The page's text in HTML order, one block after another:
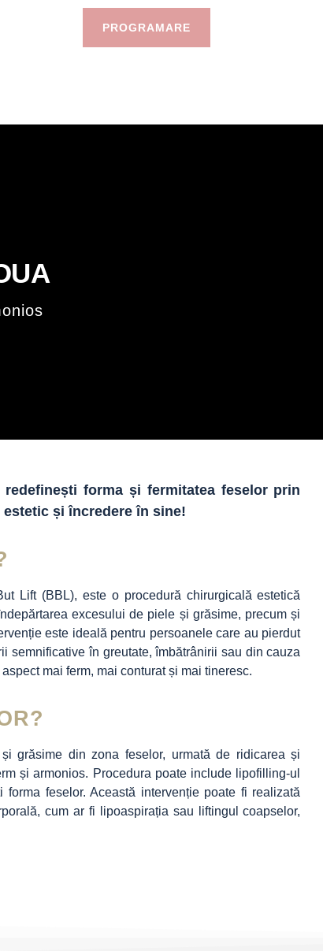
PROGRAMARE
forma și fermitatea feselor prin
și încredere în sine!
Lift (BBL), este o procedură chirurgicală estetică
excesului de piele și grăsime, precum și
este ideală pentru persoanele care au pierdut
semnificative în greutate, îmbătrânirii sau din cauza
mai ferm, mai conturat și mai tineresc.
grăsime din zona feselor, urmată de ridicarea și
și armonios. Procedura poate include lipofilling-ul
feselor. Această intervenție poate fi realizată
cum ar fi lipoaspirația sau liftingul coapselor,